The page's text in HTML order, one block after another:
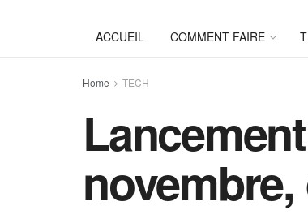
ACCUEIL COMMENT FAIRE
Home TECH